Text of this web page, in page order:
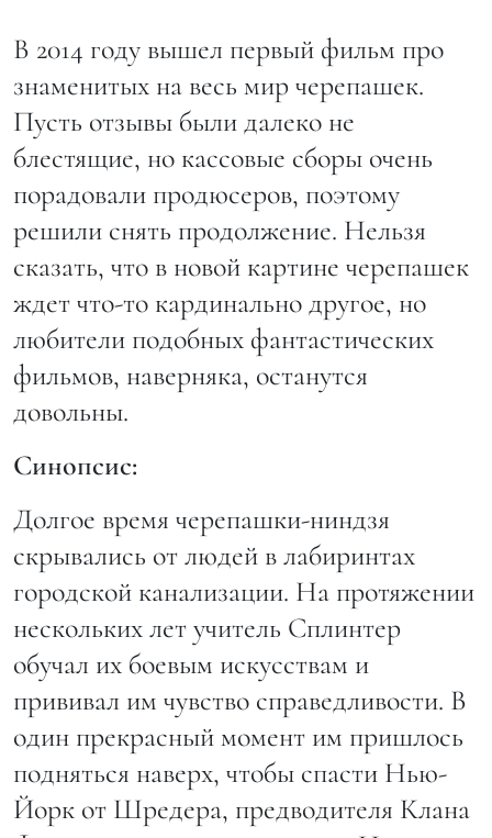
В 2014 году вышел первый фильм про
знаменитых на весь мир черепашек.
Пусть отзывы были далеко не
блестящие, но кассовые сборы очень
порадовали продюсеров, поэтому
решили снять продолжение. Нельзя
сказать, что в новой картине черепашек
ждет что-то кардинально другое, но
любители подобных фантастических
фильмов, наверняка, останутся
довольны.
Синопсис:
Долгое время черепашки-ниндзя
скрывались от людей в лабиринтах
городской канализации. На протяжении
нескольких лет учитель Сплинтер
обучал их боевым искусствам и
прививал им чувство справедливости. В
один прекрасный момент им пришлось
подняться наверх, чтобы спасти Нью-
Йорк от Шредера, предводителя Клана